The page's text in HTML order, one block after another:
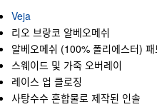
Veja
리오 브랑코 알베오메쉬
알베오메쉬 (100% 폴리에스터)
스웨이드 및 가죽 오버레이
레이스 업 클로징
사탕수수 혼합물로 제작된 인솔